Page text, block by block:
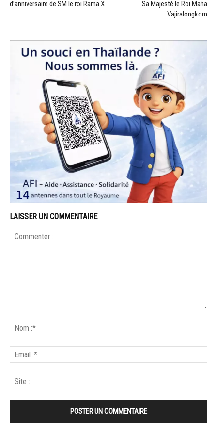
d’anniversaire de SM le roi Rama X
Sa Majesté le Roi Maha
Vajiralongkorn
LAISSER UN COMMENTAIRE